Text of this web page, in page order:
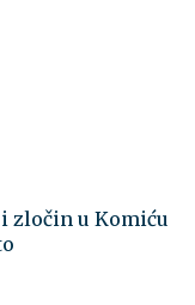
zločin u Komiću